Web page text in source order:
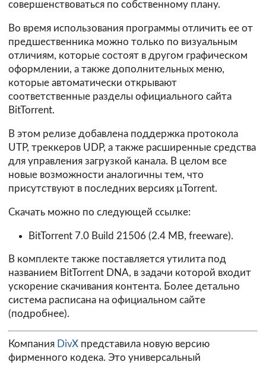
совершенствоваться по собственному плану.
Во время использования программы отличить ее от
предшественника можно только по визуальным
отличиям, которые состоят в другом графическом
оформлении, а также дополнительных меню,
которые автоматически открывают
соответственные разделы официального сайта
BitTorrent.
В этом релизе добавлена поддержка протокола
UTP, треккеров UDP, а также расширенные средства
для управления загрузкой канала. В целом все
новые возможности аналогичны тем, что
присутствуют в последних версиях µTorrent.
Скачать можно по следующей ссылке:
BitTorrent 7.0 Build 21506 (2.4 MB, freeware).
В комплекте также поставляется утилита под
названием BitTorrent DNA, в задачи которой входит
ускорение скачивания контента. Более детально
система расписана на официальном сайте
(подробнее).
Компания DivX представила новую версию
фирменного кодека. Это универсальный